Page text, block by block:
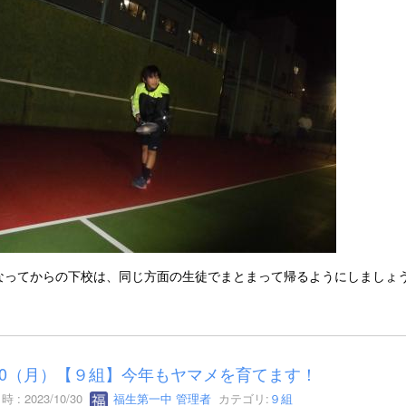
ってからの下校は、同じ方面の生徒でまとまって帰るようにしましょ
（月）【９組】今年もヤマメを育てます！
: 2023/10/30 福生第一中 管理者カテゴリ: ９組